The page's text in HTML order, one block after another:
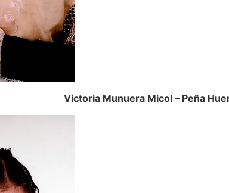
Victoria Munuera Micol – Peña